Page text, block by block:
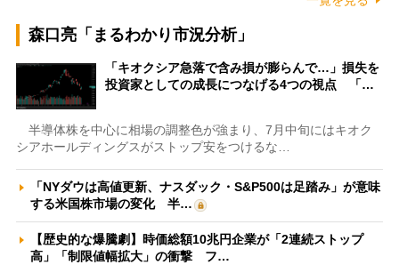
森口亮「まるわかり市況分析」
「キオクシア急落で含み損が膨らんで…」損失を
投資家としての成長につなげる4つの視点 「…
半導体株を中心に相場の調整色が強まり、7月中旬にはキオク
シアホールディングスがストップ安をつけるな…
「NYダウは高値更新、ナスダック・S&P500は足踏み」が意味
する米国株市場の変化 半…
【歴史的な爆騰劇】時価総額10兆円企業が「2連続ストップ
高」「制限値幅拡大」の衝撃 フ…